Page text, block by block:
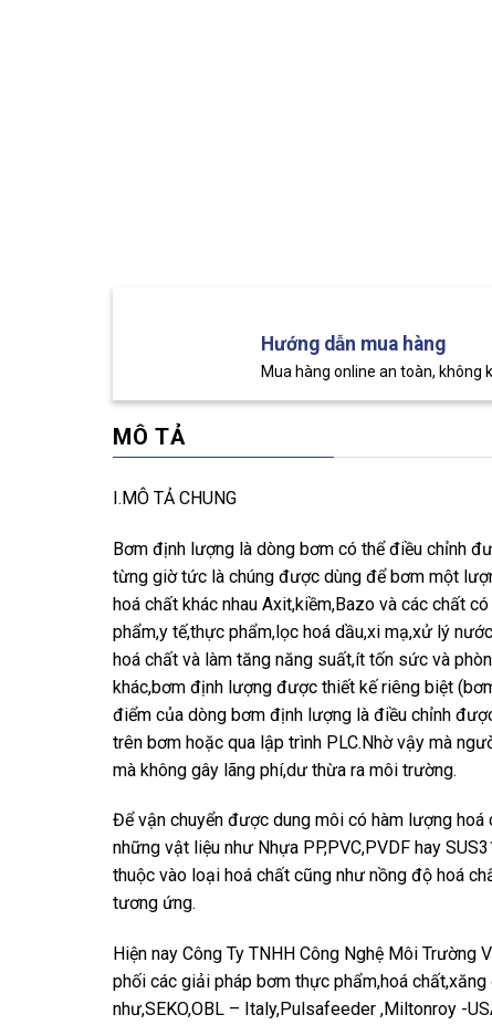
Hướng dẫn mua hàng
Mua hàng online an toàn, không
MÔ TẢ
I.MÔ TẢ CHUNG
Bơm định lượng là dòng bơm có thể điều chỉnh
từng giờ tức là chúng được dùng để bơm một
hoá chất khác nhau Axit,kiềm,Bazo và các chất
phẩm,y tế,thực phẩm,lọc hoá dầu,xi mạ,xử lý
hoá chất và làm tăng năng suất,ít tốn sức và
khác,bơm định lượng được thiết kế riêng biệt
điểm của dòng bơm định lượng là điều chỉnh
trên bơm hoặc qua lập trình PLC.Nhờ vậy mà
mà không gây lãng phí,dư thừa ra môi trường.
Để vận chuyển được dung môi có hàm lượng
những vật liệu như Nhựa PP,PVC,PVDF hay
thuộc vào loại hoá chất cũng như nồng độ hoá
tương ứng.
Hiện nay Công Ty TNHH Công Nghệ Môi Trường
phối các giải pháp bơm thực phẩm,hoá
như,SEKO,OBL – Italy,Pulsafeeder ,Miltonroy -